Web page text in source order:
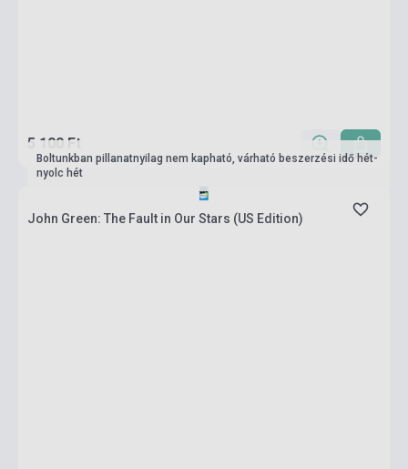
5 100 Ft
Boltunkban pillanatnyilag nem kapható, várható beszerzési idő hét-
nyolc hét
John Green: The Fault in Our Stars (US Edition)